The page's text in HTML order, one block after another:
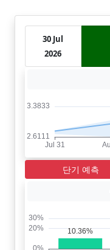
30 Jul
2026
단기 예측